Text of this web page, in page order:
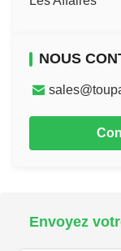
NOUS
Envoyez